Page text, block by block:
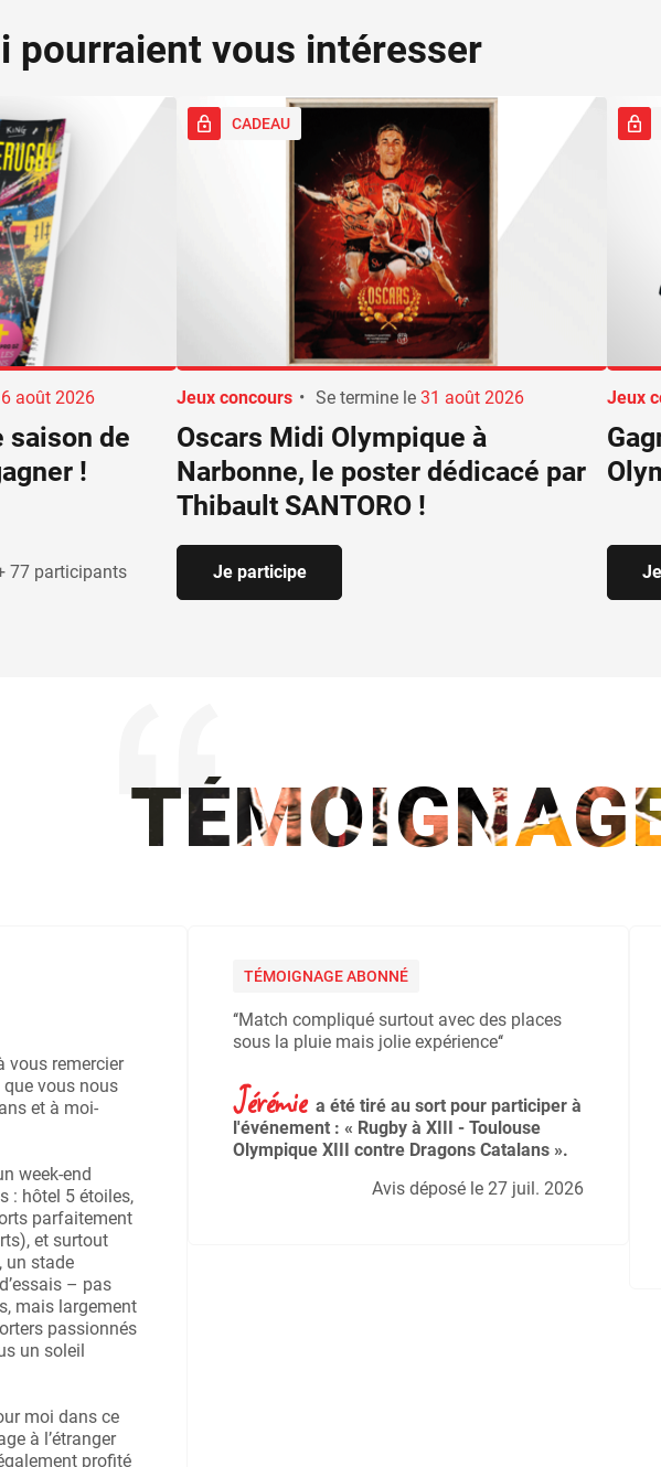
pourraient vous intéresser
août 2026
saison de
!
77 participants
CADEAU
Jeux concours • Se termine le 31 août 2026
Oscars Midi Olympique à
Narbonne, le poster dédicacé par
Thibault SANTORO !
Je participe
Jeux
vous remercier
vous nous
et à moi-
week-end
: hôtel 5 étoiles,
parfaitement
et surtout
un stade
– pas
mais largement
passionnés
un soleil
moi dans ce
à l’étranger
profité
TÉMOIGNAGE ABONNÉ
‘‘Match compliqué surtout avec des places
sous la pluie mais jolie expérience‘‘
Jérémie a été tiré au sort pour participer à
l'événement : « Rugby à XIII - Toulouse
Olympique XIII contre Dragons Catalans ».
Avis déposé le 27 juil. 2026